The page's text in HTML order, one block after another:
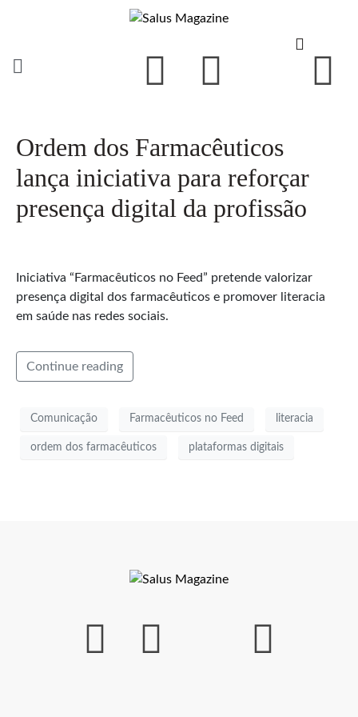
Ordem dos Farmacêuticos
lança iniciativa para reforçar
presença digital da profissão
Iniciativa “Farmacêuticos no Feed” pretende valorizar
presença digital dos farmacêuticos e promover literacia
em saúde nas redes sociais.
Continue reading
Comunicação Farmacêuticos no Feed literacia
ordem dos farmacêuticos plataformas digitais